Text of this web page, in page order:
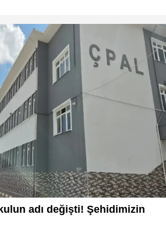
adı değişti! Şehidimizin